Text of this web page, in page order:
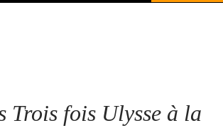
Trois fois Ulysse à la